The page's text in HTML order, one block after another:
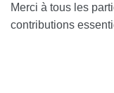
Merci à tous les
contributions